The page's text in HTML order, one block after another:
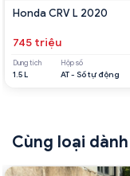
Honda CRV L 2020
745 triệu
Dung tích
1.5 L
Hộp số
AT - Số tự động
Cùng loại